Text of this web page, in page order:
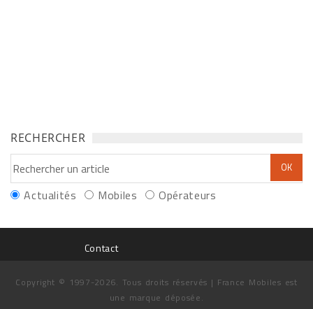
RECHERCHER
Actualités Mobiles Opérateurs
Contact
Copyright © 1997-2026. Tous droits réservés | France Mobiles est
une marque déposée.